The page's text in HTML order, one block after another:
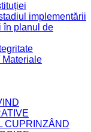
implementării
în planul de
Materiale
CUPRINZÂND